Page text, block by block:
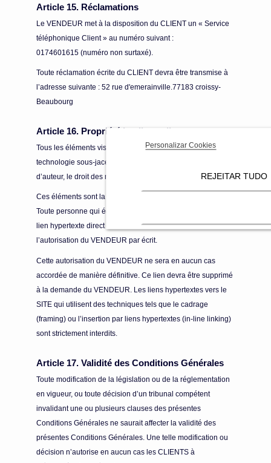
Article 15. Réclamations
Le VENDEUR met à la disposition du CLIENT un « Service
téléphonique Client » au numéro suivant :
0174601615 (numéro non surtaxé).
Toute réclamation écrite du CLIENT devra être transmise à
l’adresse suivante : 52 rue d'emerainville.77183 croissy-
Beaubourg
Article 16. Propriété intellectuelle
Tous les éléments visuels et sonores du SITE, y compris la
technologie sous-jacente utilisée, sont protégés par le droit
d’auteur, le droit des marques et/ou des brevets.
Ces éléments sont la propriété exclusive du VENDEUR.
Toute personne qui édite un site web et souhaite créer un
lien hypertexte direct vers le SITE doit demander
l’autorisation du VENDEUR par écrit.
Cette autorisation du VENDEUR ne sera en aucun cas
accordée de manière définitive. Ce lien devra être supprimé
à la demande du VENDEUR. Les liens hypertextes vers le
SITE qui utilisent des techniques tels que le cadrage
(framing) ou l’insertion par liens hypertextes (in-line linking)
sont strictement interdits.
Article 17. Validité des Conditions Générales
Toute modification de la législation ou de la réglementation
en vigueur, ou toute décision d’un tribunal compétent
invalidant une ou plusieurs clauses des présentes
Conditions Générales ne saurait affecter la validité des
présentes Conditions Générales. Une telle modification ou
décision n’autorise en aucun cas les CLIENTS à
Personalizar Cookies
REJEITAR TUDO